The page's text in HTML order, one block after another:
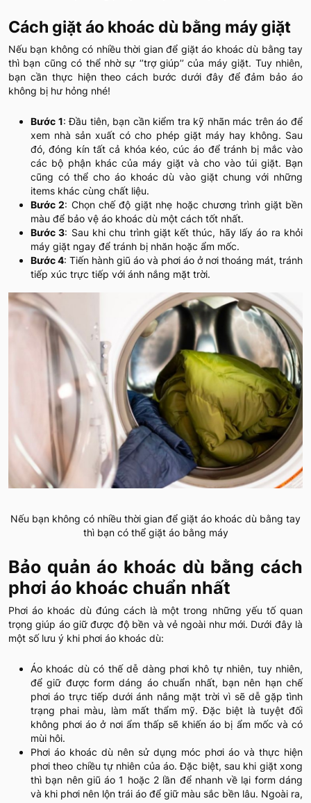
Cách giặt áo khoác dù bằng máy giặt
Nếu bạn không có nhiều thời gian để giặt áo khoác dù bằng tay
thì bạn cũng có thể nhờ sự ‘’trợ giúp’’ của máy giặt. Tuy nhiên,
bạn cần thực hiện theo cách bước dưới đây để đảm bảo áo
không bị hư hỏng nhé!
Bước 1: Đầu tiên, bạn cần kiểm tra kỹ nhãn mác trên áo để
xem nhà sản xuất có cho phép giặt máy hay không. Sau
đó, đóng kín tất cả khóa kéo, cúc áo để tránh bị mắc vào
các bộ phận khác của máy giặt và cho vào túi giặt. Bạn
cũng có thể cho áo khoác dù vào giặt chung với những
items khác cùng chất liệu.
Bước 2: Chọn chế độ giặt nhẹ hoặc chương trình giặt bền
màu để bảo vệ áo khoác dù một cách tốt nhất.
Bước 3: Sau khi chu trình giặt kết thúc, hãy lấy áo ra khỏi
máy giặt ngay để tránh bị nhăn hoặc ẩm mốc.
Bước 4: Tiến hành giũ áo và phơi áo ở nơi thoáng mát, tránh
tiếp xúc trực tiếp với ánh nắng mặt trời.
Nếu bạn không có nhiều thời gian để giặt áo khoác dù bằng tay
thì bạn có thể giặt áo bằng máy
Bảo quản áo khoác dù bằng cách
phơi áo khoác chuẩn nhất
Phơi áo khoác dù đúng cách là một trong những yếu tố quan
trọng giúp áo giữ được độ bền và vẻ ngoài như mới. Dưới đây là
một số lưu ý khi phơi áo khoác dù:
Áo khoác dù có thế dễ dàng phơi khô tự nhiên, tuy nhiên,
để giữ được form dáng áo chuẩn nhất, bạn nên hạn chế
phơi áo trực tiếp dưới ánh nắng mặt trời vì sẽ dễ gặp tình
trạng phai màu, làm mất thẩm mỹ. Đặc biệt là tuyệt đối
không phơi áo ở nơi ẩm thấp sẽ khiến áo bị ẩm mốc và có
mùi hôi.
Phơi áo khoác dù nên sử dụng móc phơi áo và thực hiện
phơi theo chiều tự nhiên của áo. Đặc biệt, sau khi giặt xong
thì bạn nên giũ áo 1 hoặc 2 lần để nhanh về lại form dáng
và khi phơi nên lộn trái áo để giữ màu sắc bền lâu. Ngoài ra,